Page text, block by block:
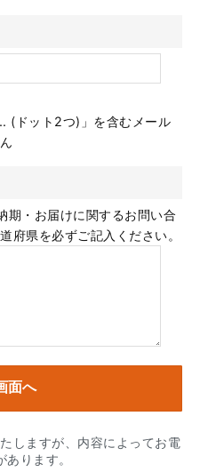
(ドット2つ)」を含むメール
期・お届けに関するお問い合
府県を必ずご記入ください。
しますが、内容によってお電
ります。